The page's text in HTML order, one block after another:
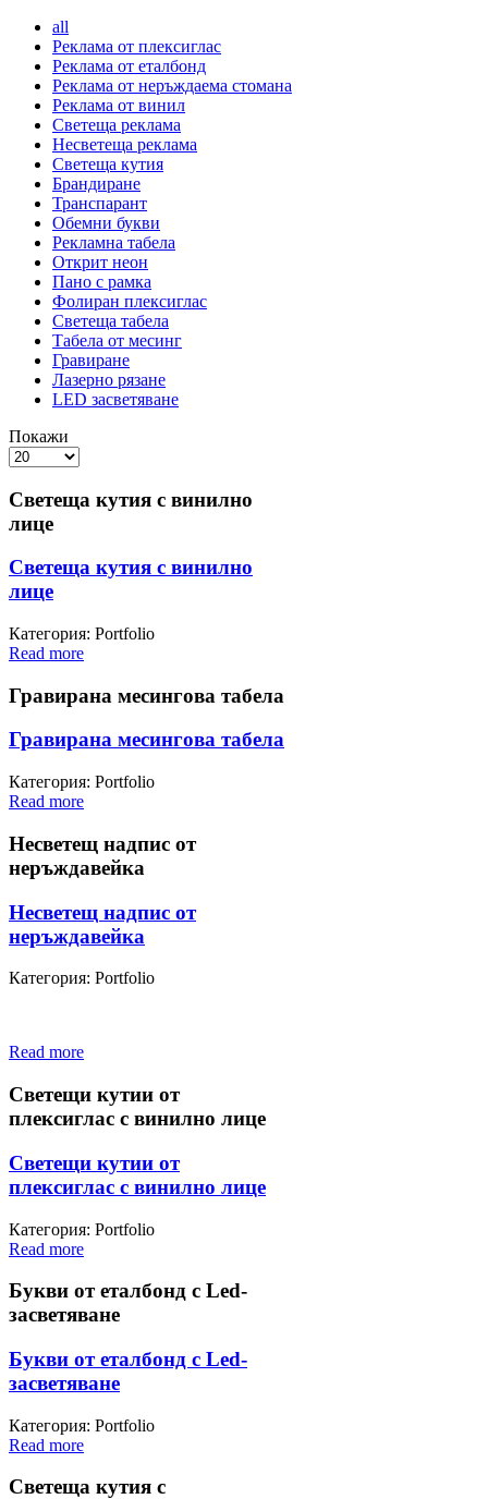
all
Реклама от плексиглас
Реклама от еталбонд
Реклама от неръждаема стомана
Реклама от винил
Светеща реклама
Несветеща реклама
Светеща кутия
Брандиране
Транспарант
Обемни букви
Рекламна табела
Открит неон
Пано с рамка
Фолиран плексиглас
Светеща табела
Табела от месинг
Гравиране
Лазерно рязане
LED засветяване
Покажи
Светеща кутия с винилно
лице
Светеща кутия с винилно
лице
Категория: Portfolio
Read more
Гравирана месингова табела
Гравирана месингова табела
Категория: Portfolio
Read more
Несветещ надпис от
неръждавейка
Несветещ надпис от
неръждавейка
Категория: Portfolio
Read more
Светещи кутии от
плексиглас с винилно лице
Светещи кутии от
плексиглас с винилно лице
Категория: Portfolio
Read more
Букви от еталбонд с Led-
засветяване
Букви от еталбонд с Led-
засветяване
Категория: Portfolio
Read more
Светеща кутия с